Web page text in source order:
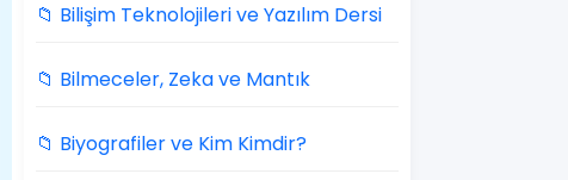
📁 Bilişim Teknolojileri ve Yazılım Dersi
📁 Bilmeceler, Zeka ve Mantık
📁 Biyografiler ve Kim Kimdir?